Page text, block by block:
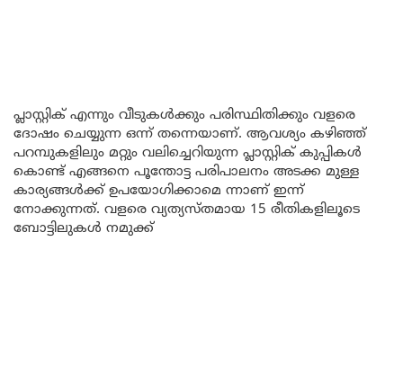
പ്ലാസ്റ്റിക് എന്നും വീടുകൾക്കും പരിസ്ഥിതിക്കും വളരെ
ദോഷം ചെയ്യുന്ന ഒന്ന് തന്നെയാണ്. ആവശ്യം കഴിഞ്ഞ്
പറമ്പുകളിലും മറ്റും വലിച്ചെറിയുന്ന പ്ലാസ്റ്റിക് കുപ്പികൾ
കൊണ്ട് എങ്ങനെ പൂന്തോട്ട പരിപാലനം അടക്ക മുള്ള
കാര്യങ്ങൾക്ക് ഉപയോഗിക്കാമെ ന്നാണ് ഇന്ന്
നോക്കുന്നത്. വളരെ വ്യത്യസ്തമായ 15 രീതികളിലൂടെ
ബോട്ടിലുകൾ നമുക്ക്